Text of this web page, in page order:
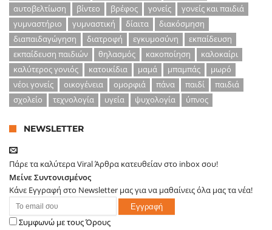
αυτοβελτίωση
βίντεο βρέφος γονείς
γονείς και παιδιά
γυμναστήριο
γυμναστική δίαιτα
διακόσμηση
διαπαιδαγώγηση
διατροφή εγκυμοσύνη
εκπαίδευση
εκπαίδευση παιδιών
θηλασμός κακοποίηση
καλοκαίρι
καλύτερος γονιός
κατοικίδια μαμά μπαμπάς
μωρό
νέοι γονείς
οικογένεια ομορφιά πάνα παιδί
παιδιά
σχολείο
τεχνολογία υγεία ψυχολογία ύπνος
NEWSLETTER
Πάρε τα καλύτερα Viral Άρθρα κατευθείαν στο inbox σου!
Μείνε Συντονισμένος
Κάνε Εγγραφή στο Newsletter μας για να μαθαίνεις όλα μας τα νέα!
Συμφωνώ με τους Όρους